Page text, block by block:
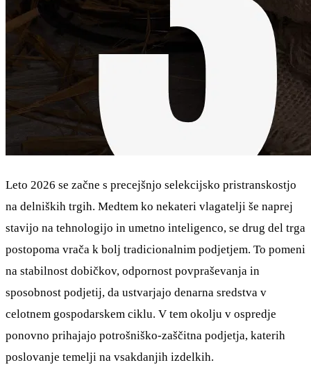
Leto 2026 se začne s precejšnjo selekcijsko pristranskostjo
na delniških trgih. Medtem ko nekateri vlagatelji še naprej
stavijo na tehnologijo in umetno inteligenco, se drug del trga
postopoma vrača k bolj tradicionalnim podjetjem. To pomeni
na stabilnost dobičkov, odpornost povpraševanja in
sposobnost podjetij, da ustvarjajo denarna sredstva v
celotnem gospodarskem ciklu. V tem okolju v ospredje
ponovno prihajajo potrošniško-zaščitna podjetja, katerih
poslovanje temelji na vsakdanjih izdelkih.